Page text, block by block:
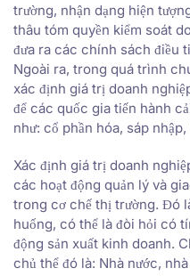
trường, nhận dạng hiện
thâu tóm quyền kiểm soát
đưa ra các chính sách điều
Ngoài ra, trong quá trình
xác định giá trị doanh
để các quốc gia tiến hành
như: cổ phần hóa, sáp
Xác định giá trị doanh
các hoạt động quản lý và
trong cơ chế thị trường. Đó
huống, có thể là đòi hỏi có
động sản xuất kinh doanh.
chủ thể đó là: Nhà nước,